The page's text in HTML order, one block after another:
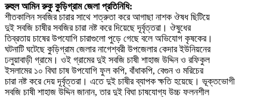
রুহুল আমিন রুকু কুড়িগ্রাম জেলা প্রতিনিধি:
শীতকালিন সবজির চারার সাথে শত্রুতা করে আগাছা নাশক ঔষধ ছিটিয়ে
দুই সবজি চাষীর সবজির চারা নষ্ট করে দিয়েছে দূর্বৃত্তরা। ঔষুধের
তিব্রতায় চাষের উপযোগি চারাগুলো পুড়ে গেছে বলে অভিযোগ কৃষকের।
ঘটনাটি ঘটেছে কুড়িগ্রাম জেলার নাগেশ্বরী উপজেলার কেদার ইউনিয়নের
ঢলুয়াবাড়ী গ্রামে। ওই গ্রামের দুই সবজি চাষী শাহাজ উদ্দিন ও রফিকুল
ইসলামের ১০ বিঘা চাষ উপযোগি ফুল কপি, বাঁধাকপি, বেগুন ও মরিচের
চারা নষ্ট করে দেয় দূর্বৃত্তরা। এতে দুই চাষীর ব্যাপক ক্ষতি হয়েছে। ভূক্তভোগী
সবজি চাষী শাহাজ উদ্দিন জানান, তার দুই বিঘা চাষযোগ্য উচ্চ ফলনশীল